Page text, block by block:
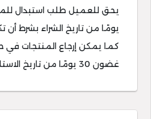
يومًا من تاريخ الشراء بشرط أن
كما يمكن إرجاع المنتجات في
غضون 30 يومًا من تاريخ الاستلام.